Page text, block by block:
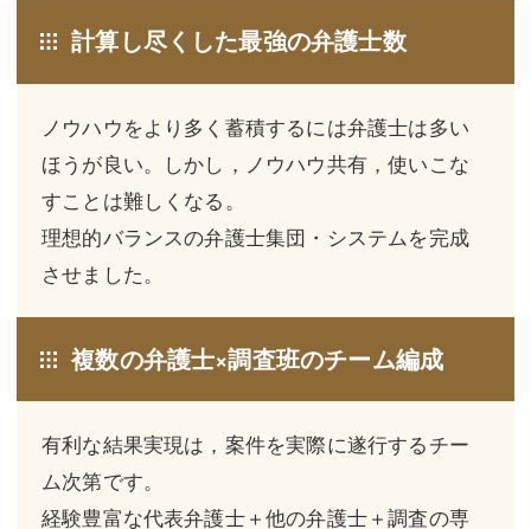
不動産
相続・遺言
離婚（夫婦間トラブル）
企業法務
労働問題（解雇，残業等）
刑事弁護
交通事故
商業登記
調査・書面作成
相続・遺言
離婚（夫婦間トラブル）
企業法務
労働問題（解雇，残業等）
刑事弁護
交通事故
不動産登記
調査・書面作成
債務整理
計算し尽くした最強の弁護士数
ノウハウをより多く蓄積するには弁護士は多い
ほうが良い。しかし，ノウハウ共有，使いこな
すことは難しくなる。
理想的バランスの弁護士集団・システムを完成
させました。
複数の弁護士×調査班のチーム編成
有利な結果実現は，案件を実際に遂行するチー
ム次第です。
経験豊富な代表弁護士＋他の弁護士＋調査の専